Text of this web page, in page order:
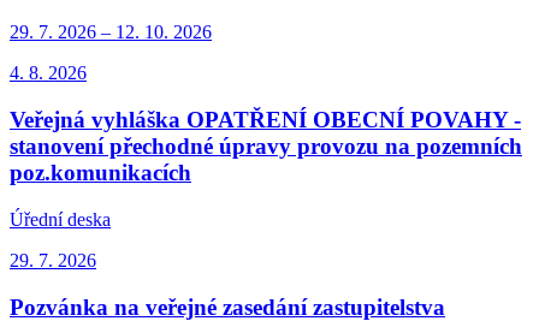
29. 7. 2026 – 12. 10. 2026
4. 8. 2026
Veřejná vyhláška OPATŘENÍ OBECNÍ POVAHY -
stanovení přechodné úpravy provozu na pozemních
poz.komunikacích
Úřední deska
29. 7. 2026
Pozvánka na veřejné zasedání zastupitelstva